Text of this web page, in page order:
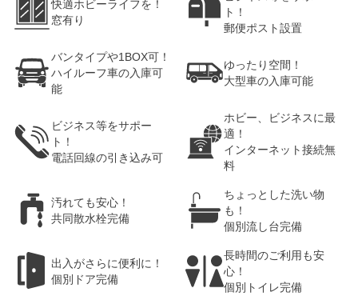
快適ホビーライフを！
窓有り
ト！
郵便ポスト設置
バンタイプや1BOX可！
ハイルーフ車の入庫可
能
ゆったり空間！
大型車の入庫可能
ビジネス等をサポー
ト！
電話回線の引き込み可
ホビー、ビジネスに最
適！
インターネット接続無
料
汚れても安心！
共同散水栓完備
ちょっとした洗い物
も！
個別流し台完備
出入がさらに便利に！
個別ドア完備
長時間のご利用も安
心！
個別トイレ完備